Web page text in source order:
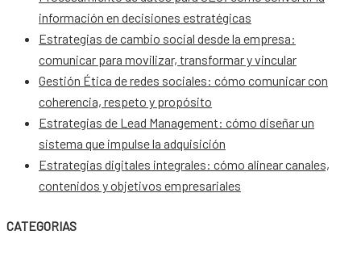
información en decisiones estratégicas
Estrategias de cambio social desde la empresa:
comunicar para movilizar, transformar y vincular
Gestión Ética de redes sociales: cómo comunicar con
coherencia, respeto y propósito
Estrategias de Lead Management: cómo diseñar un
sistema que impulse la adquisición
Estrategias digitales integrales: cómo alinear canales,
contenidos y objetivos empresariales
CATEGORIAS